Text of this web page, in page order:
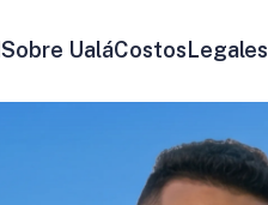
Sobre UaláCostos Legales